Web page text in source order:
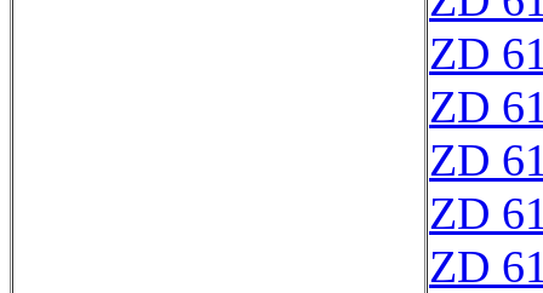
ZD
ZD
ZD
ZD
ZD